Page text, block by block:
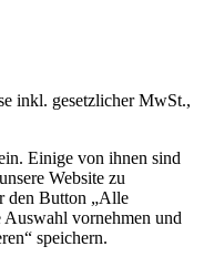
inkl. gesetzlicher MwSt.,
Einige von ihnen sind
Website zu
den Button „Alle
Auswahl vornehmen und
speichern.